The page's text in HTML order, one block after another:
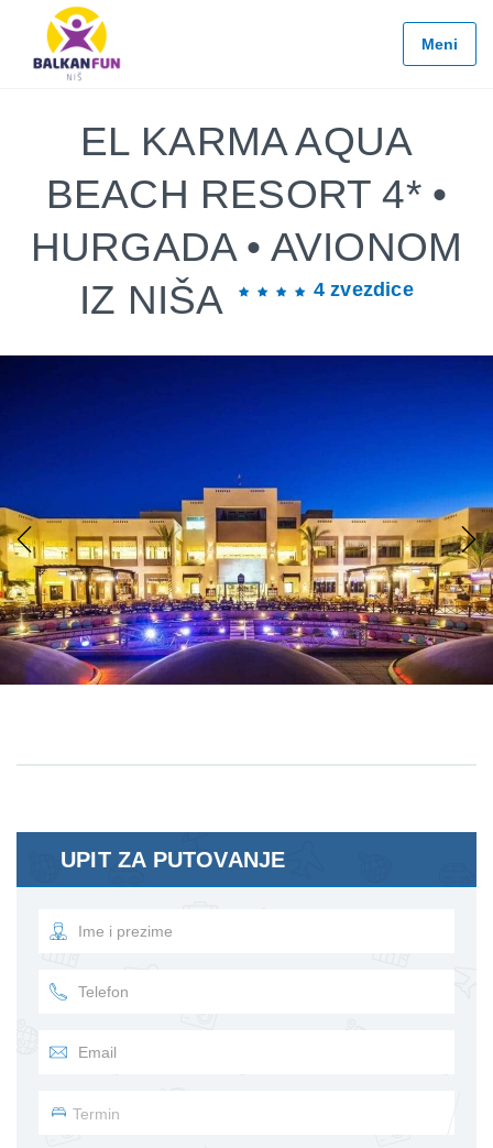
Travel
GRADOVI
EGZOTIČNE
DESTINACIJE
KONTAKTIRAJTE
Meni
EL KARMA AQUA
BEACH RESORT 4* •
HURGADA • AVIONOM
IZ NIŠA
4 zvezdice
Previous Next
UPIT ZA PUTOVANJE